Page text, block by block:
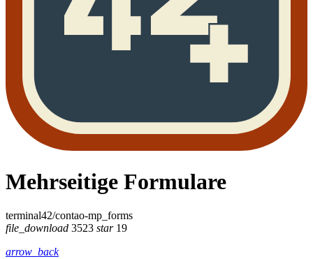
Mehrseitige Formulare
terminal42/contao-mp_forms
file_download 3523 star19
arrow_back